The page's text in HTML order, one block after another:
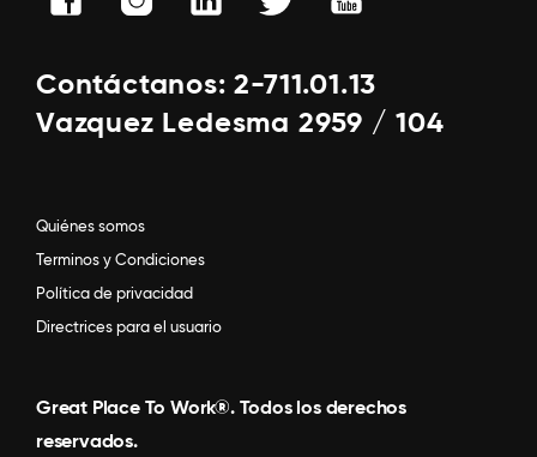
Contáctanos: 2-711.01.13
Vazquez Ledesma 2959 / 104
Quiénes somos
Terminos y Condiciones
Política de privacidad
Directrices para el usuario
Great Place To Work®. Todos los derechos
reservados.